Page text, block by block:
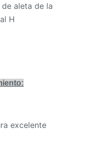
aleta de la
H
excelente